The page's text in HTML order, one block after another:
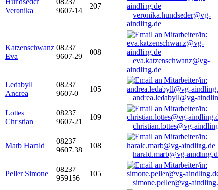
Hundseder
Veronika
08237
9607-14
207
veronika.hundseder@vg-
aindling.de
Katzenschwanz
Eva
08237
9607-29
008
eva.katzenschwanz@vg-
aindling.de
Ledabyll
Andrea
08237
9607-0
105
andrea.ledabyll@vg-
Lottes
Christian
08237
9607-21
109
christian.lottes@vg-
Marb Harald
08237
9607-38
108
harald.marb@vg-
Peller Simone
08237
959156
105
simone.peller@vg-